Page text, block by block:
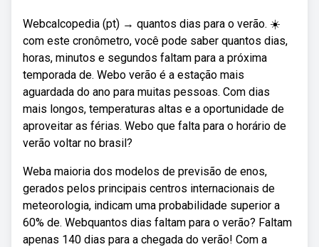
Webcalcopedia (pt) → quantos dias para o verão. ☀️
com este cronômetro, você pode saber quantos dias,
horas, minutos e segundos faltam para a próxima
temporada de. Webo verão é a estação mais
aguardada do ano para muitas pessoas. Com dias
mais longos, temperaturas altas e a oportunidade de
aproveitar as férias. Webo que falta para o horário de
verão voltar no brasil?
Weba maioria dos modelos de previsão de enos,
gerados pelos principais centros internacionais de
meteorologia, indicam uma probabilidade superior a
60% de. Webquantos dias faltam para o verão? Faltam
apenas 140 dias para a chegada do verão! Com a